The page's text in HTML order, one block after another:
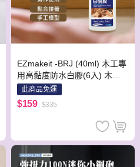
EZmakeit -BRJ (40ml) 木工專
用高黏度防水白膠(6入) 木工
專用 高黏度 防水 白膠 勞作 無
異味 木工 木材 包裝 紙張 勞作
此商品免運
$159 $335